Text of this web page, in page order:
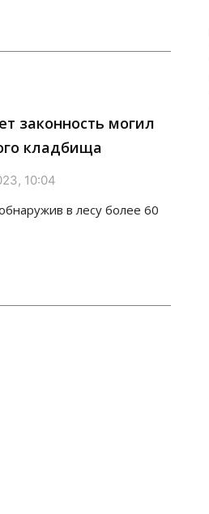
законность могил
кладбища
10:04
в лесу более 60